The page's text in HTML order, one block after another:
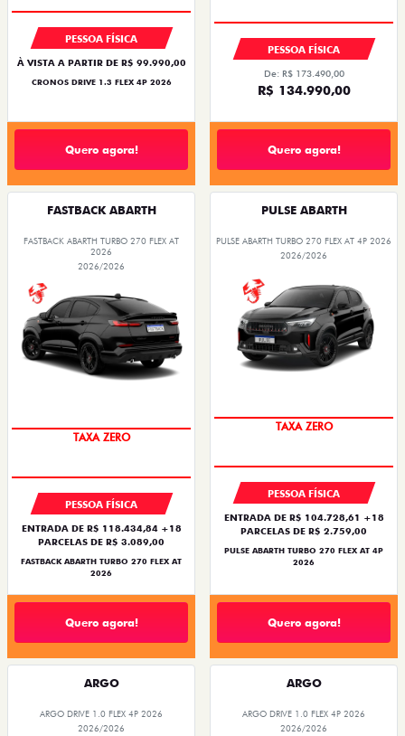
PESSOA FÍSICA
À VISTA A PARTIR DE R$ 99.990,00
CRONOS DRIVE 1.3 FLEX 4P 2026
Quero agora!
PESSOA FÍSICA
De: R$ 173.490,00
R$ 134.990,00
Quero agora!
FASTBACK ABARTH
FASTBACK ABARTH TURBO 270 FLEX AT
2026
2026/2026
TAXA ZERO
PESSOA FÍSICA
ENTRADA DE R$ 118.434,84 +18
PARCELAS DE R$ 3.089,00
FASTBACK ABARTH TURBO 270 FLEX AT
2026
Quero agora!
PULSE ABARTH
PULSE ABARTH TURBO 270 FLEX AT 4P 2026
2026/2026
TAXA ZERO
PESSOA FÍSICA
ENTRADA DE R$ 104.728,61 +18
PARCELAS DE R$ 2.759,00
PULSE ABARTH TURBO 270 FLEX AT 4P
2026
Quero agora!
ARGO
ARGO DRIVE 1.0 FLEX 4P 2026
2026/2026
ARGO
ARGO DRIVE 1.0 FLEX 4P 2026
2026/2026